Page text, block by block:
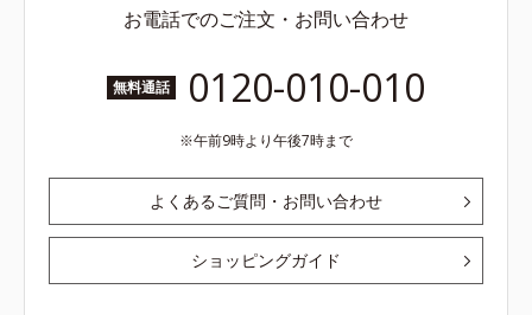
お電話でのご注文・お問い合わせ
無料通話 0120-010-010
午前9時より午後7時まで
よくあるご質問・お問い合わせ
ショッピングガイド